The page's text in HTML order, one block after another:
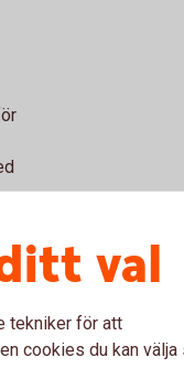
val
tekniker för att
cookies du kan välja